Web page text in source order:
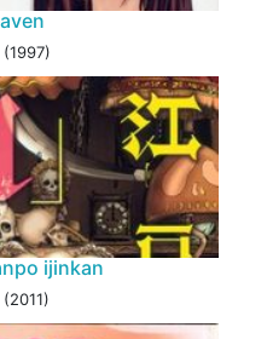
(1997)
ijinkan
(2011)